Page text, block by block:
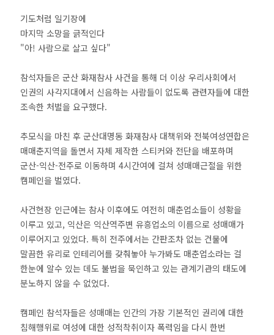
기도처럼 일기장에
마지막 소망을 긁적인다
"아! 사람으로 살고 싶다"
참석자들은 군산 화재참사 사건을 통해 더 이상 우리사회에서
인권의 사각지대에서 신음하는 사람들이 없도록 관련자들에 대한
조속한 처벌을 요구했다.
추모식을 마친 후 군산대명동 화재참사 대책위와 전북여성연합은
매매춘지역을 돌면서 자체 제작한 스티커와 전단을 배포하며
군산-익산-전주로 이동하며 4시간여에 걸쳐 성매매근절을 위한
캠페인을 벌였다.
사건현장 인근에는 참사 이후에도 여전히 매춘업소들이 성황을
이루고 있고, 익산은 익산역주변 유흥업소의 이름으로 성매매가
이루어지고 있었다. 특히 전주에서는 간판조차 없는 건물에
말끔한 유리로 인테리어를 갖춰놓아 누가봐도 매춘업소라는 걸
한눈에 알수 있는 데도 불법을 묵인하고 있는 관계기관의 태도에
분노하지 않을 수 없었다.
캠페인 참석자들은 성매매는 인간의 가장 기본적인 권리에 대한
침해행위로 여성에 대한 성적착취이자 폭력임을 다시 한번